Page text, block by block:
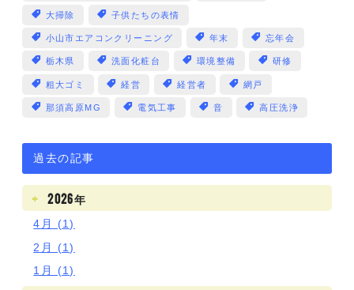
大掃除 子供たちの表情
小山市エアコンクリーニング 年末 忘年会
栃木県 洗面化粧台 環境整備 研修
粗大ゴミ 経営 経営者 網戸
那須高原MG 電気工事 音 高圧洗浄
過去の記事
2026年
4月 (1)
2月 (1)
1月 (1)